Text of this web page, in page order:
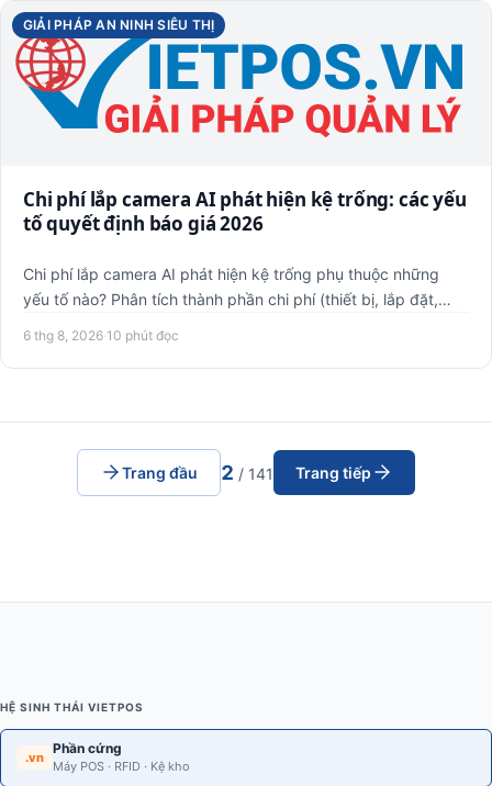
GIẢI PHÁP AN NINH SIÊU THỊ
Chi phí lắp camera AI phát hiện kệ trống: các yếu
tố quyết định báo giá 2026
Chi phí lắp camera AI phát hiện kệ trống phụ thuộc những
yếu tố nào? Phân tích thành phần chi phí (thiết bị, lắp đặt,
6 thg 8, 2026·10 phút đọc
Trang đầu 2 / 141 Trang tiếp
HỆ SINH THÁI VIETPOS
.vn
Phần cứng
Máy POS · RFID · Kệ kho